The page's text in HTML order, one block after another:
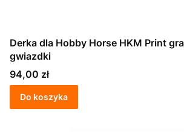
Derka dla Hobby Horse HKM Print
gwiazdki
Cena
94,00 zł
Do koszyka